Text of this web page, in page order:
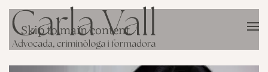
Skip to main content